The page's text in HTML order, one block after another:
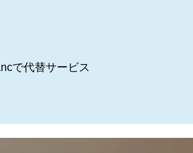
で代替サービス